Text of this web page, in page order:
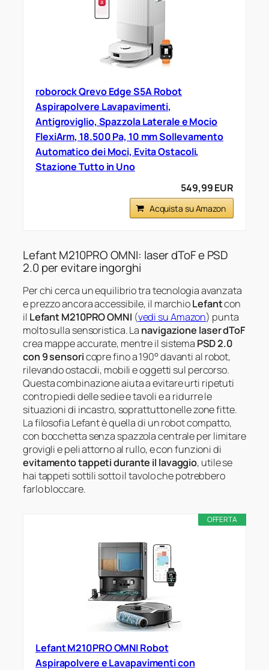
roborock Qrevo Edge S5A Robot
Aspirapolvere Lavapavimenti,
Antigroviglio, Spazzola Laterale e Mocio
FlexiArm, 18.500 Pa, 10 mm Sollevamento
Automatico dei Moci, Evita Ostacoli,
Stazione Tutto in Uno
549,99 EUR
Acquista su Amazon
Lefant M210PRO OMNI: laser dToF e PSD
2.0 per evitare ingorghi
Per chi cerca un equilibrio tra tecnologia avanzata
e prezzo ancora accessibile, il marchioLefantcon
il Lefant M210PRO OMNI (vedi su Amazon) punta
molto sulla sensoristica. La navigazione laser dToF
crea mappe accurate, mentre il sistema PSD 2.0
con 9 sensoricopre fino a 190° davanti al robot,
rilevando ostacoli, mobili e oggetti sul percorso.
Questa combinazione aiuta a evitare urti ripetuti
contro piedi delle sedie e tavoli e a ridurre le
situazioni di incastro, soprattutto nelle zone fitte.
La filosofia Lefant è quella di un robot compatto,
con bocchetta senza spazzola centrale per limitare
grovigli e peli attorno al rullo, e con funzioni di
evitamento tappeti durante il lavaggio, utile se
hai tappeti sottili sotto il tavolo che potrebbero
farlo bloccare.
OFFERTA
Lefant M210PRO OMNI Robot
Aspirapolvere e Lavapavimenti con